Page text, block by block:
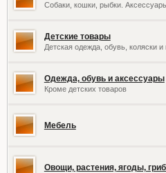
Собаки, кошки, рыбки.
Детские товары
Детская одежда, обувь, коляски и
Одежда, обувь и аксессуары
Кроме детских товаров
Мебель
Овощи, растения, ягоды,